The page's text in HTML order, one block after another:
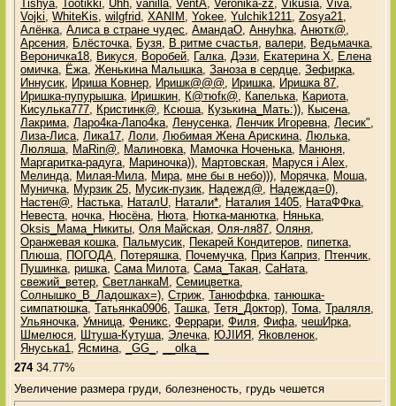
Tishya, Tootikki, Uhh,vanilla, VentA, Veronika-zz, Vikusia, Viva,
Vojki,WhiteKis,wilgfrid,XANIM ,Yokee,Yulchik1211,Zosya21,
Алёнка,Алиса в стране чудес,АмандаО,Аннуhка,Анютк@,
Арсения, Блёсточка, Бузя, В ритме счастья,валери, Ведьмачка,
Вероничка18, Викуся, Воробей, Галка,Дэзи, Екатерина Х, Елена
омичка, Ёжа,Женькина Малышка,Заноза в сердце,Зефирка,
Иннусик, Ириша Ковнер, Иришк@@@, Иришка, Иришка 87,
Иришка-пупурышка, Иришкин, К@тюfк@, Капелька, Кариота,
Кисулька777, Кристинк@, Ксюша, Кузькина_Мать:)), Кысена,
Лакрима,Ларо4ка-Лапо4ка,Ленусенка,Ленчик Игоревна,Лесик",
Лиза-Лиса,Лика17,Лоли,Любимая Жена Арискина,Люлька,
Люляша, МаRin@, Малиновка, Мамочка Ноченька, Манюня,
Маргаритка-радуга, Мариночка)), Мартовская, Маруся i Alex,
Мелинда, Милая-Мила, Мира,мне бы в небо))), Морячка, Моша,
Муничка, Мурзик 25, Мусик-пузик, Надежд@, Надежда=0),
Настен@, Настька, НаталU, Натали*, Наталия 1405, НатаФФка,
Невеста,ночка, Нюсёна, Нюта, Нютка-манютка, Нянька,
Оksis_Мама_Никиты,Оля Майская,Оля-ля87,Оляня,
Оранжевая кошка, Пальмусик, Пекарей Кондитеров,пипетка,
Плюша, ПОГОДА, Потеряшка, Почемучка, Приз Каприз, Птенчик,
Пушинка,ришка,Сама Милота,Сама_Такая,СаНата,
свежий_ветер,СветланкаМ ,Семицветка,
Солнышко_В_Ладошках=),Стриж,Танюффка,танюшка-
симпатюшка,Татьянка0906,Ташка,Тетя_Доктор),Тома,Траляля,
Ульяночка,Умница,Феникс,Феррари,Филя,Фифа,чешИрка,
Шмелюся, Штуша-Кутуша, Элечка, ЮJIИЯ,Яковленок,
Януська1,Ясмина, _GG_ ,
__olka__
274 34.77%
Увеличение размера груди, болезненость, грудь чешется